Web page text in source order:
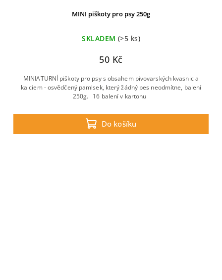
MINI piškoty pro psy 250g
SKLADEM (>5 ks)
50 Kč
Do košíku
MINIATURNÍ piškoty pro psy s obsahem pivovarských kvasnic a
kalciem - osvědčený pamlsek, který žádný pes neodmítne, balení
250g. 16 balení v kartonu